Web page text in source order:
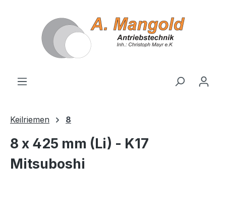
Keilriemen 8
8 x 425 mm (Li) - K17
Mitsuboshi